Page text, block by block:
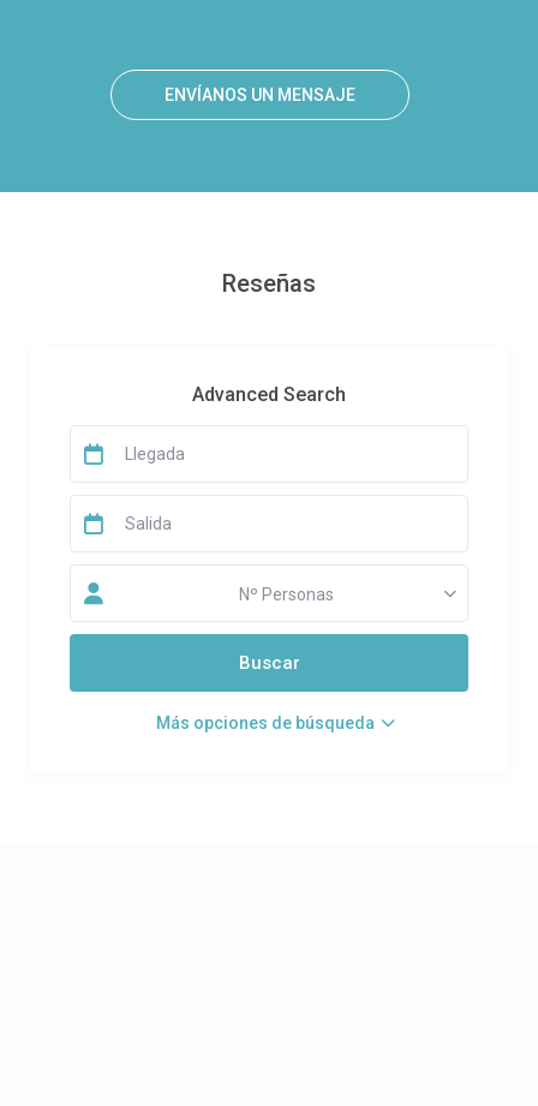
ENVÍANOS UN MENSAJE
Reseñas
Advanced Search
Nº Personas
Más opciones de búsqueda